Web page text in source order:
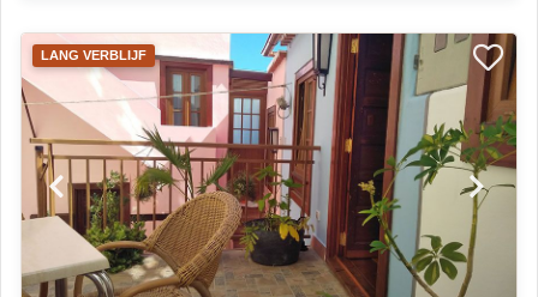
LANG VERBLIJF